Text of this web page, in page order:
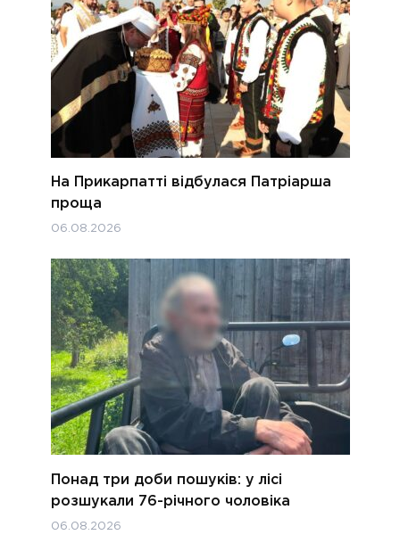
На Прикарпатті відбулася Патріарша
проща
06.08.2026
Понад три доби пошуків: у лісі
розшукали 76-річного чоловіка
06.08.2026